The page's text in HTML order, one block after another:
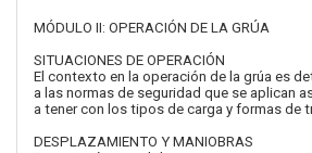
MÓDULO II: OPERACIÓN DE LA GRÚA
SITUACIONES DE OPERACIÓN
El contexto en la operación de la grúa es
a las normas de seguridad que se aplican
a tener con los tipos de carga y formas de
DESPLAZAMIENTO Y MANIOBRAS